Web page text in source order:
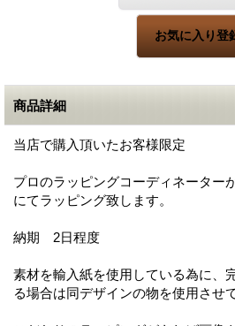
商品詳細
当店で購入頂いたお客様限定
プロのラッピングコーディネーター
にてラッピング致します。
納期 2日程度
素材を輸入紙を使用している為に、
る場合は同デザインの物を使用させ